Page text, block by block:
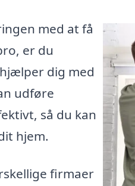
med at få
er du
dig med
udføre
så du kan
hjem.
firmaer